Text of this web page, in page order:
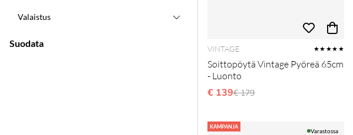
Valaistus
Suodata VINTAGE ★★★★★
Soittopöytä Vintage Pyöreä 65cm
- Luonto
€ 139Normaali hinta
€ 179
KAMPANJA
Varastossa